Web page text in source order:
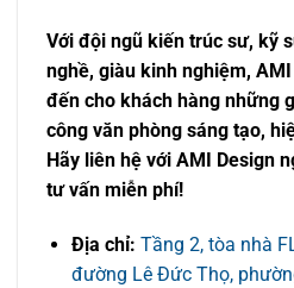
Với đội ngũ kiến trúc sư, kỹ
nghề, giàu kinh nghiệm,
đến cho khách hàng những
công văn phòng sáng tạo,
Hãy liên hệ với AMI Design
tư vấn miễn phí!
Địa chỉ: Tầng 2, tòa nhà
đường Lê Đức Thọ,